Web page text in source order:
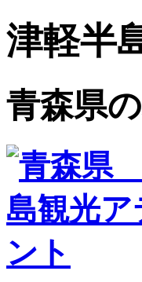
津軽半
青森県